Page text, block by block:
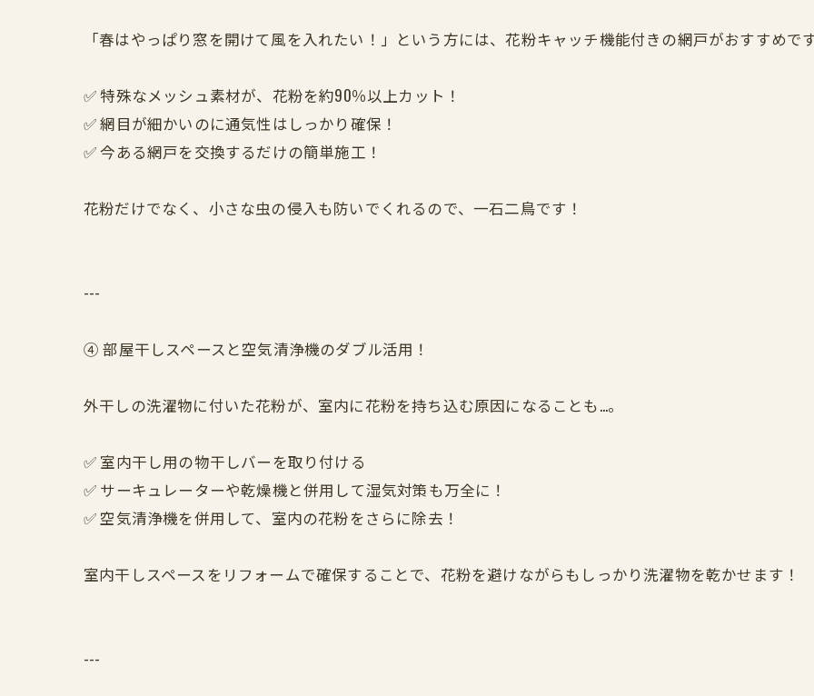
「春はやっぱり窓を開けて風を入れたい！」という方には、花粉キャッチ機能付きの網戸がおすすめで
✅ 特殊なメッシュ素材が、花粉を約90％以上カット！
✅ 網目が細かいのに通気性はしっかり確保！
✅ 今ある網戸を交換するだけの簡単施工！
花粉だけでなく、小さな虫の侵入も防いでくれるので、一石二鳥です！
---
④ 部屋干しスペースと空気清浄機のダブル活用！
外干しの洗濯物に付いた花粉が、室内に花粉を持ち込む原因になることも…。
✅ 室内干し用の物干しバーを取り付ける
✅ サーキュレーターや乾燥機と併用して湿気対策も万全に！
✅ 空気清浄機を併用して、室内の花粉をさらに除去！
室内干しスペースをリフォームで確保することで、花粉を避けながらもしっかり洗濯物を乾かせます！
---